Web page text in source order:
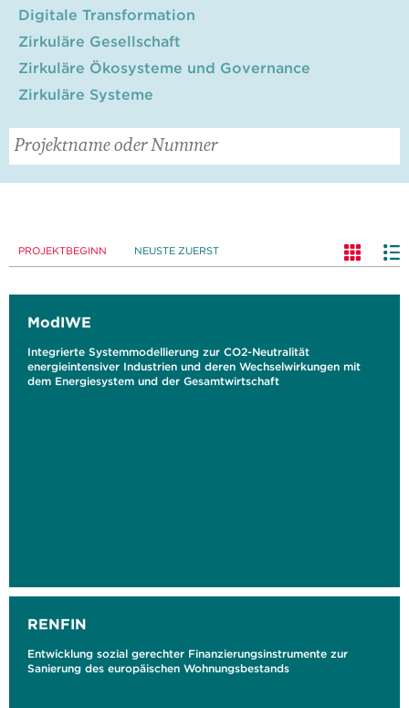
Digitale Transformation
Zirkuläre Gesellschaft
Zirkuläre Ökosysteme und Governance
Zirkuläre Systeme
PROJEKTBEGINN NEUSTE ZUERST
ModIWE
Integrierte Systemmodellierung zur CO2-Neutralität
energieintensiver Industrien und deren Wechselwirkungen mit
dem Energiesystem und der Gesamtwirtschaft
RENFIN
Entwicklung sozial gerechter Finanzierungsinstrumente zur
Sanierung des europäischen Wohnungsbestands